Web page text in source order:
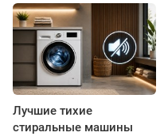
Лучшие тихие
стиральные машины